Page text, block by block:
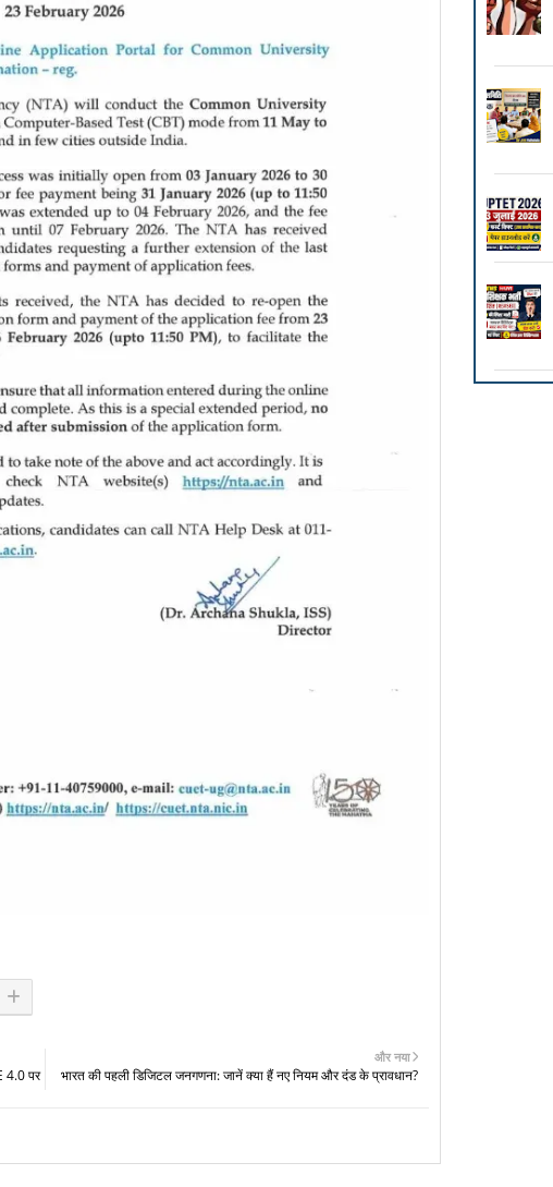
और नया
भारत की पहली डिजिटल जनगणना: जानें क्या हैं नए नियम और दंड के प्रावधान?
4.0 पर